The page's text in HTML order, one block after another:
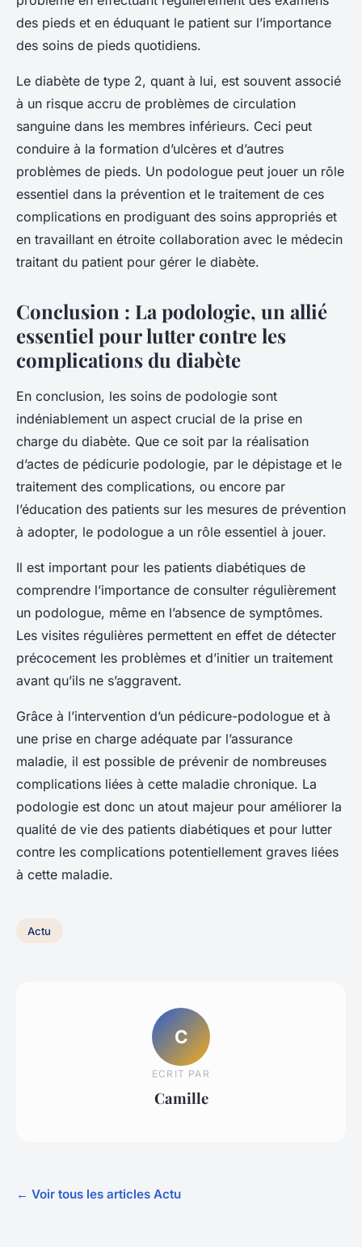
des pieds et en éduquant le patient sur l’importance
des soins de pieds quotidiens.
Le diabète de type 2, quant à lui, est souvent associé
à un risque accru de problèmes de circulation
sanguine dans les membres inférieurs. Ceci peut
conduire à la formation d’ulcères et d’autres
problèmes de pieds. Un podologue peut jouer un rôle
essentiel dans la prévention et le traitement de ces
complications en prodiguant des soins appropriés et
en travaillant en étroite collaboration avec le médecin
traitant du patient pour gérer le diabète.
Conclusion : La podologie, un allié
essentiel pour lutter contre les
complications du diabète
En conclusion, les soins de podologie sont
indéniablement un aspect crucial de la prise en
charge du diabète. Que ce soit par la réalisation
d’actes de pédicurie podologie, par le dépistage et le
traitement des complications, ou encore par
l’éducation des patients sur les mesures de prévention
à adopter, le podologue a un rôle essentiel à jouer.
Il est important pour les patients diabétiques de
comprendre l’importance de consulter régulièrement
un podologue, même en l’absence de symptômes.
Les visites régulières permettent en effet de détecter
précocement les problèmes et d’initier un traitement
avant qu’ils ne s’aggravent.
Grâce à l’intervention d’un pédicure-podologue et à
une prise en charge adéquate par l’assurance
maladie, il est possible de prévenir de nombreuses
complications liées à cette maladie chronique. La
podologie est donc un atout majeur pour améliorer la
qualité de vie des patients diabétiques et pour lutter
contre les complications potentiellement graves liées
à cette maladie.
Actu
C
ECRIT PAR
Camille
← Voir tous les articles Actu